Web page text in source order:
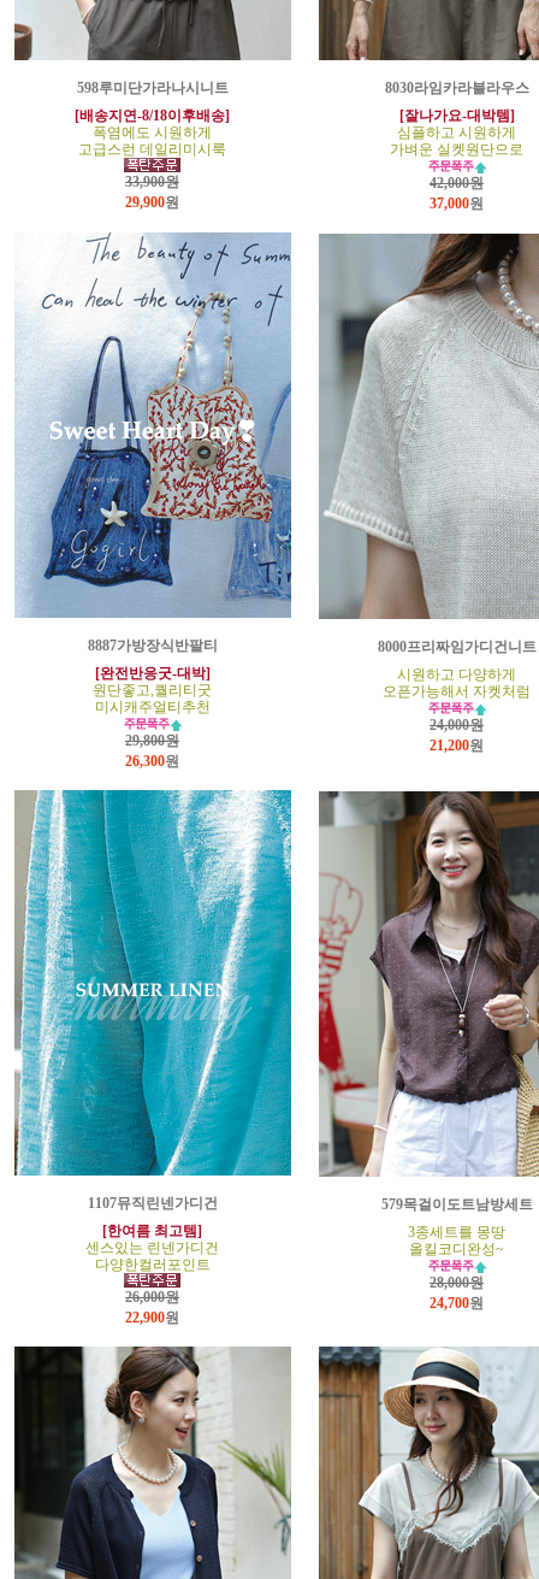
598루미단가라나시니트
[배송지연-8/18이후배송]
폭염에도 시원하게
고급스런 데일리미시룩
33,900원
29,900원
8030라임카라블라우스
[잘나가요-대박템]
심플하고 시원하게
가벼운 실켓원단으로
42,000원
37,000원
8887가방장식반팔티
[완전반응굿-대박]
원단좋고,퀄리티굿
미시캐주얼티추천
29,800원
26,300원
8000프리짜임가디건니트
시원하고 다양하게
오픈가능해서 자켓처럼
24,000원
21,200원
1107뮤직린넨가디건
[한여름 최고템]
센스있는 린넨가디건
다양한컬러포인트
26,000원
22,900원
579목걸이도트남방세트
3종세트를 몽땅
올킬코디완성~
28,000원
24,700원